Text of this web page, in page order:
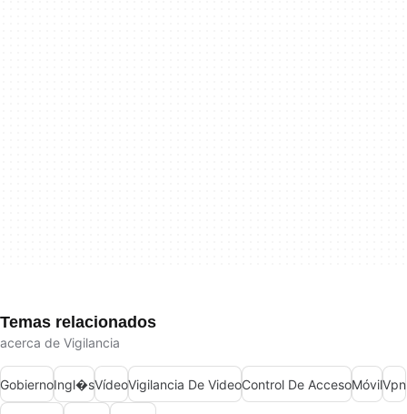
Temas relacionados
acerca de Vigilancia
GobiernoIngl�sVídeoVigilancia De VideoControl De AccesoMóvilVpn